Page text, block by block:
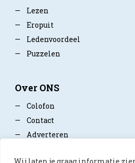
—
Lezen
—
Eropuit
—
Ledenvoordeel
—
Puzzelen
Over ONS
—
Colofon
—
Contact
—
Adverteren